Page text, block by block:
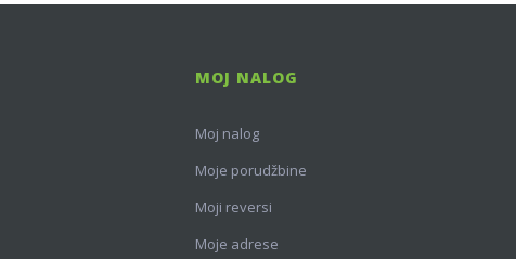
MOJ NALOG
Moj nalog
Moje porudžbine
Moji reversi
Moje adrese